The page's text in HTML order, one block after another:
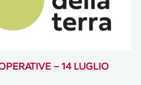
– 14 LUGLIO